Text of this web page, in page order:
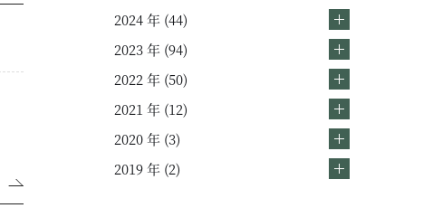
スタッフ紹介2024 年 (44)
2023 年 (94)
2022 年 (50)
2021 年 (12)
2020 年 (3)
2019 年 (2)